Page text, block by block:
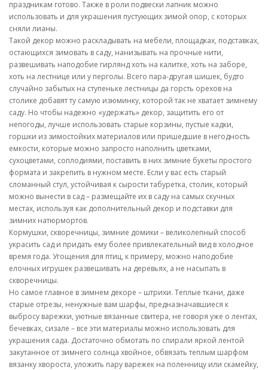
праздникам готово. Также в роли подвески лапник можно
использовать и для украшения пустующих зимой опор, с которых
сняли лианы.
Такой декор можно раскладывать на мебели, площадках, подставках,
остающихся зимовать в саду, нанизывать на прочные нити,
развешивать наподобие гирлянд хоть на калитке, хоть на заборе,
хоть на лестнице или у перголы. Всего пара-другая шишек, будто
случайно забытых на ступеньке лестницы да горсть орехов на
столике добавят ту самую изюминку, которой так не хватает зимнему
саду. Но чтобы надежно «удержать» декор, защитить его от
непогоды, лучше использовать старые корзины, пустые кадки,
горшки из зимостойких материалов или пришедшие в негодность
емкости, которые можно запросто наполнить цветками,
сухоцветами, соплодиями, поставить в них зимние букеты простого
формата и закрепить в нужном месте. Если у вас есть старый
сломанный стул, устойчивая к сырости табуретка, столик, который
можно вынести в сад – размещайте их в саду на самых скучных
местах, используя как дополнительный декор и подставки для
зимних натюрмортов.
Кормушки, скворечницы, зимние домики – великолепный способ
украсить сад и придать ему более привлекательный вид в холодное
время года. Угощения для птиц, к примеру, можно наподобие
елочных игрушек развешивать на деревьях, а не насыпать в
скворечницы.
Но самое главное в зимнем декоре – штрихи. Теплые ткани, даже
старые отрезы, ненужные вам шарфы, предназначавшиеся к
выбросу варежки, уютные вязанные свитера, не говоря уже о лентах,
бечевках, сизале – все эти материалы можно использовать для
украшения сада. Достаточно обмотать по спирали яркой лентой
закутанное от зимнего солнца хвойное, обвязать теплым шарфом
вязанку хвороста, уложить пару варежек на поленницу или скамейку,